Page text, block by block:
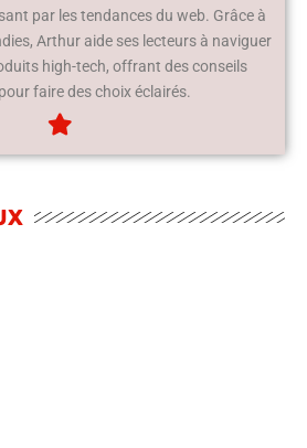
par les tendances du web. Grâce à
Arthur aide ses lecteurs à naviguer
high-tech, offrant des conseils
faire des choix éclairés.